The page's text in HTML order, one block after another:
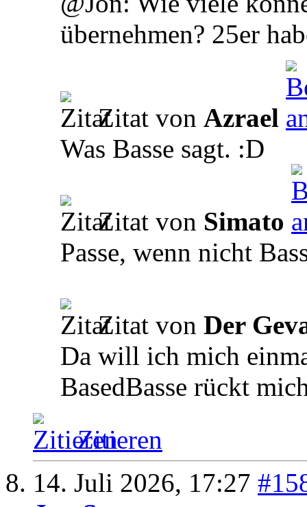
übernehmen? 25er
Zitat von Azrael
Was Basse sagt. :D
Zitat von Simato
Passe, wenn nicht
Zitat von Der
Da will ich mich
BasedBasse rückt
Zitieren
14. Juli 2026, 17:27